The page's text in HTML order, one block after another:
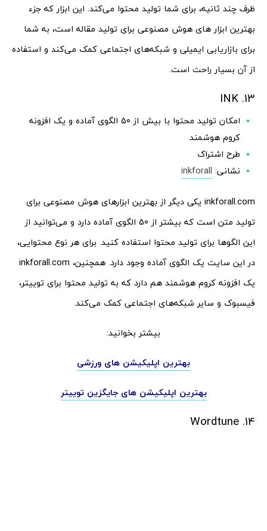
ظرف چند ثانیه، برای شما تولید محتوا می‌کند. این ابزار که جزء
بهترین ابزار های هوش مصنوعی برای تولید مقاله است، به شما
برای بازاریابی ایمیلی و شبکه‌های اجتماعی کمک می‌کند و استفاده
از آن بسیار راحت است.
13. INK
امکان تولید محتوا با بیش از 50 الگوی آماده و یک افزونه
کروم هوشمند
طرح اشتراک
نشانی: inkforall
inkforall.com یکی دیگر از بهترین ابزارهای هوش مصنوعی برای
تولید متن است که بیشتر از 50 الگوی آماده دارد و می‌توانید از
این الگوها برای تولید محتوا استفاده کنید. برای هر نوع محتوایی،
در این سایت یک الگوی آماده وجود دارد. همچنین، inkforall.com
یک افزونه کروم هوشمند هم دارد که به تولید محتوا برای توییتر،
فیسبوک و سایر شبکه‌های اجتماعی کمک می‌کند.
بیشتر بخوانید:
بهترین اپلیکیشن های ورزشی
بهترین اپلیکیشن های جایگزین توییتر
14. Wordtune